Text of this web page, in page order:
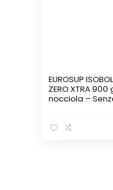
EUROSUP
ZERO XTRA 900
nocciola –